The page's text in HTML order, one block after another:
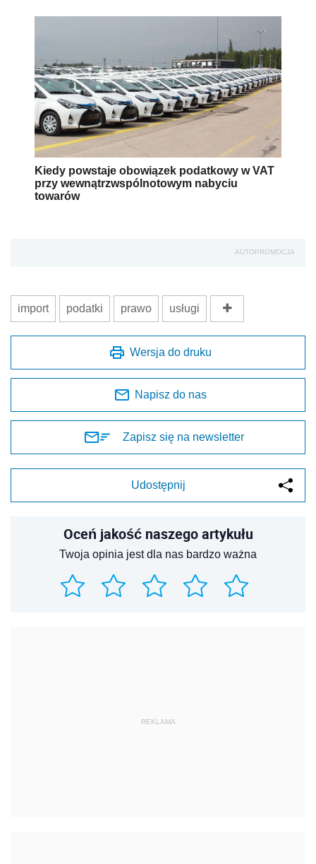
Kiedy powstaje obowiązek podatkowy w VAT
przy wewnątrzwspólnotowym nabyciu
towarów
AUTOPROMOCJA
import podatki prawo usługi
Wersja do druku
Napisz do nas
Zapisz się na newsletter
Udostępnij
Oceń jakość naszego artykułu
Twoja opinia jest dla nas bardzo ważna
REKLAMA